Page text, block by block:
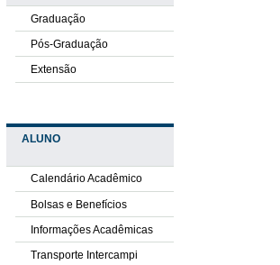
Graduação
Pós-Graduação
Extensão
ALUNO
Calendário Acadêmico
Bolsas e Benefícios
Informações Acadêmicas
Transporte Intercampi